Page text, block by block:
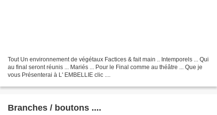
Tout Un environnement de végétaux Factices & fait main .. Intemporels ... Qui
au final seront réunis ... Mariés ... Pour le Final comme au théâtre ... Que je
vous Présenterai à L' EMBELLIE clic ....
Branches / boutons ....